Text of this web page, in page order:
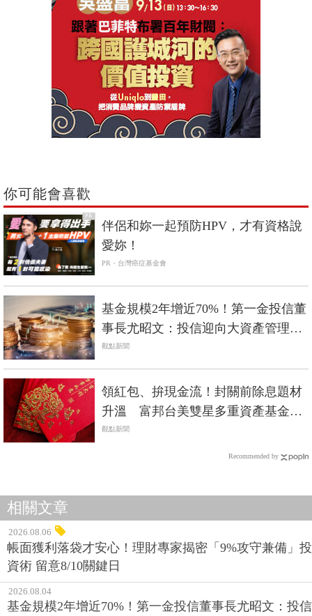
你可能會喜歡
PR
伴侶和妳一起預防HPV，才有資格說
愛妳！
PR・台灣癌症基金會
基金規模2年增近70%！第一金投信董
事長尤昭文：投信迎向大資產管理時
代
觀點新聞
領紅包、拚現金流！封關前除息題材
升溫 富邦台美雙星多重資產基金成
焦點
觀點新聞
Recommended by
相關文章
2026.08.06
帳面獲利落袋才安心！理財專家揭密「9%攻守兼備」投
資術 留意8/10關鍵日
2026.08.04
基金規模2年增近70%！第一金投信董事長尤昭文：投信